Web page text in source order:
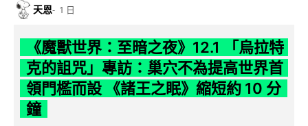
天恩 1 日
《魔獸世界：至暗之夜》12.1 「烏拉特
克的詛咒」專訪：巢穴不為提高世界首
領門檻而設 《諸王之眠》縮短約 10 分
鐘